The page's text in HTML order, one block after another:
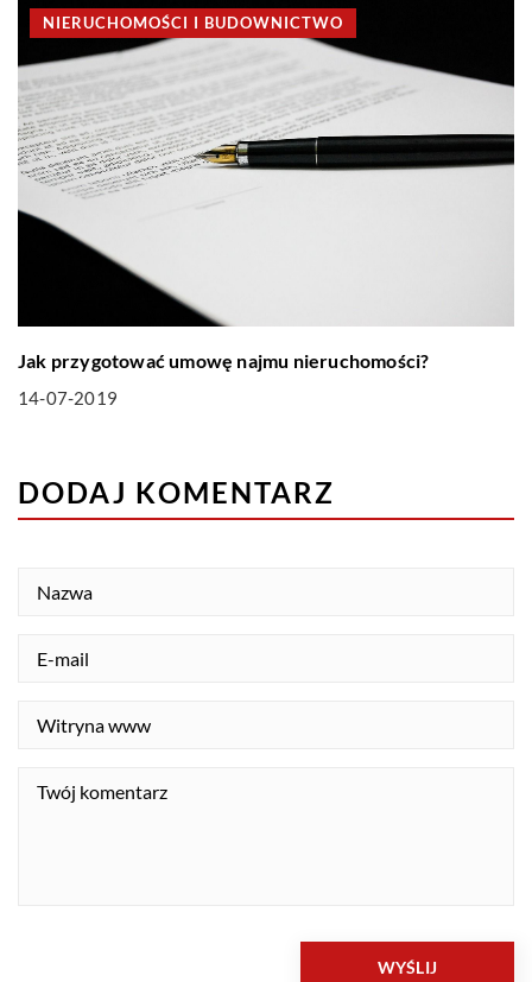
NIERUCHOMOŚCI I BUDOWNICTWO
Jak przygotować umowę najmu nieruchomości?
14-07-2019
DODAJ KOMENTARZ